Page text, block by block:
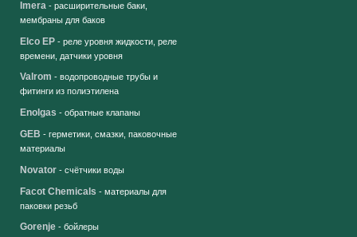
Imera - расширительные баки,
мембраны для баков
Elco EP - реле уровня жидкости, реле
времени, датчики уровня
Valrom - водопроводные трубы и
фитинги из полиэтилена
Enolgas - обратные клапаны
GEB - герметики, смазки, паковочные
материалы
Novator - счётчики воды
Facot Chemicals - материалы для
паковки резьб
Gorenje - бойлеры